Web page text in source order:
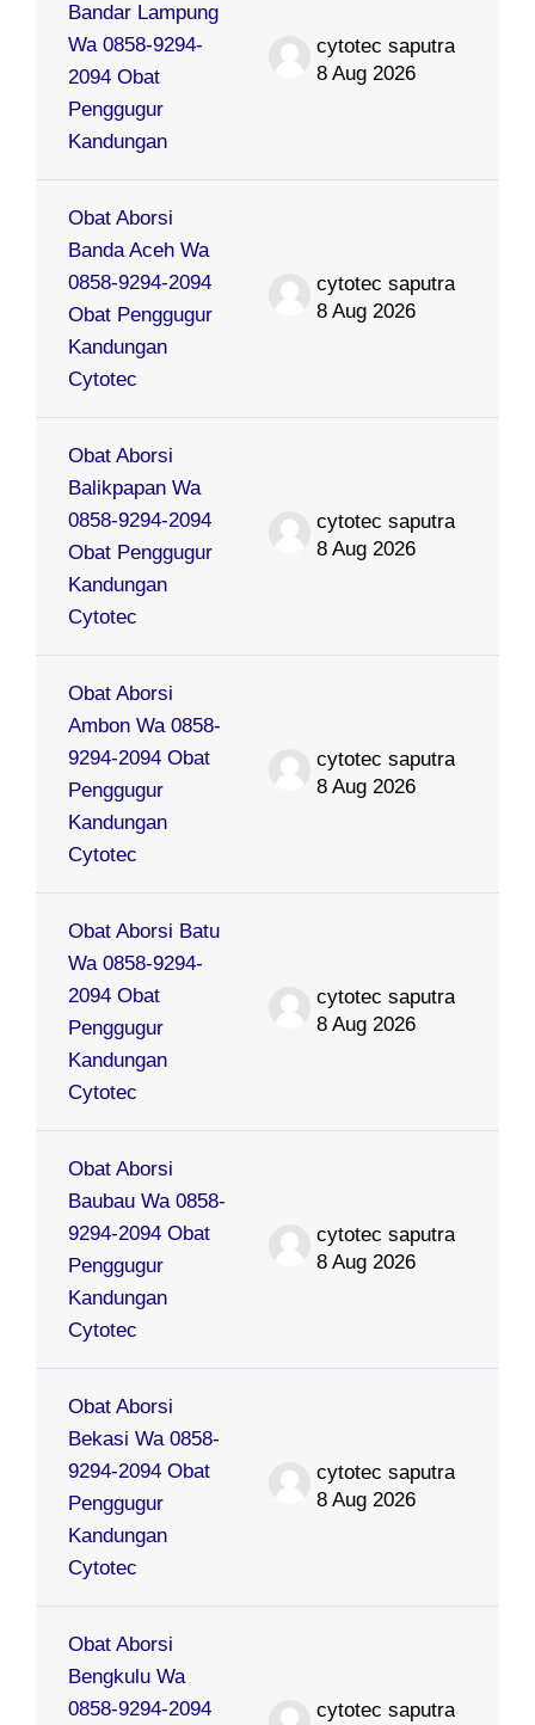
Bandar Lampung
Wa 0858-9294-
2094 Obat
Penggugur
Kandungan
cytotec saputra
8 Aug 2026
Obat Aborsi
Banda Aceh Wa
0858-9294-2094
Obat Penggugur
Kandungan
Cytotec
cytotec saputra
8 Aug 2026
Obat Aborsi
Balikpapan Wa
0858-9294-2094
Obat Penggugur
Kandungan
Cytotec
cytotec saputra
8 Aug 2026
Obat Aborsi
Ambon Wa 0858-
9294-2094 Obat
Penggugur
Kandungan
Cytotec
cytotec saputra
8 Aug 2026
Obat Aborsi Batu
Wa 0858-9294-
2094 Obat
Penggugur
Kandungan
Cytotec
cytotec saputra
8 Aug 2026
Obat Aborsi
Baubau Wa 0858-
9294-2094 Obat
Penggugur
Kandungan
Cytotec
cytotec saputra
8 Aug 2026
Obat Aborsi
Bekasi Wa 0858-
9294-2094 Obat
Penggugur
Kandungan
Cytotec
cytotec saputra
8 Aug 2026
Obat Aborsi
Bengkulu Wa
0858-9294-2094
cytotec saputra